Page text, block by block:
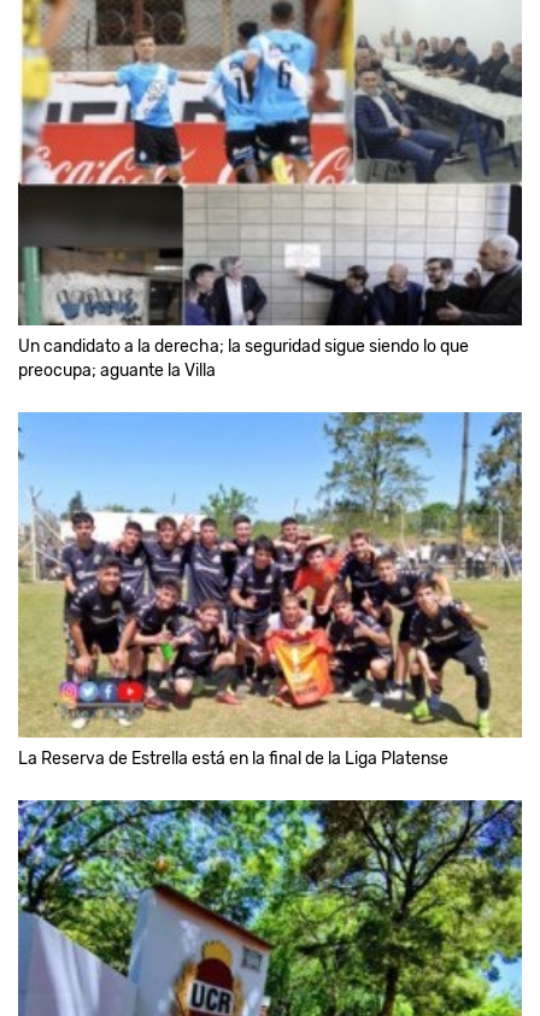
Un candidato a la derecha; la seguridad sigue siendo lo que
preocupa; aguante la Villa
La Reserva de Estrella está en la final de la Liga Platense